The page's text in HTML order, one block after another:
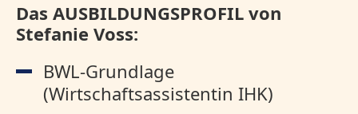
Das AUSBILDUNGSPROFIL von
Stefanie Voss:
BWL-Grundlage
(Wirtschaftsassistentin IHK)